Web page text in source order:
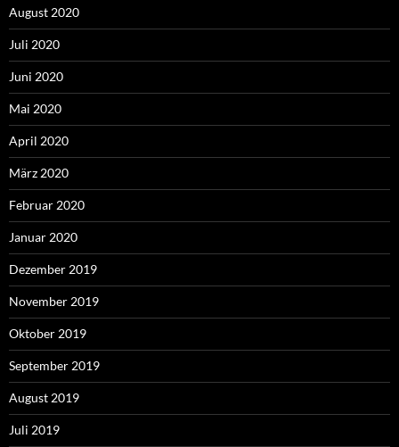
August 2020
Juli 2020
Juni 2020
Mai 2020
April 2020
März 2020
Februar 2020
Januar 2020
Dezember 2019
November 2019
Oktober 2019
September 2019
August 2019
Juli 2019